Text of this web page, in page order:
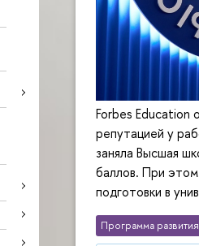
Forbes Education
репутацией у
заняла Высшая
баллов. При
подготовки в
Программа